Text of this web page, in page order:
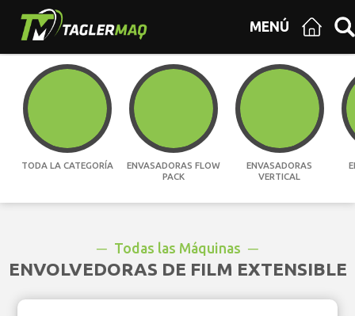
MENÚ
TODA LA CATEGORÍA
ENVASADORAS FLOW
PACK
ENVASADORAS
VERTICAL
Todas las Máquinas
ENVOLVEDORAS DE FILM EXTENSIBLE